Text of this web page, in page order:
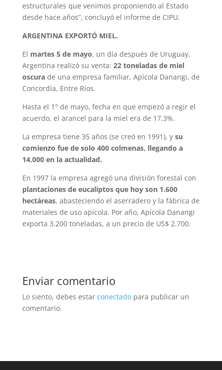
estructurales que venimos proponiendo al Estado
desde hace años”, concluyó el informe de CIPU.
ARGENTINA EXPORTÓ MIEL.
El martes 5 de mayo, un día después de Uruguay,
Argentina realizó su venta: 22 toneladas de miel
oscura de una empresa familiar, Apícola Danangi, de
Concordia, Entre Ríos.
Hasta el 1° de mayo, fecha en que empezó a regir el
acuerdo, el arancel para la miel era de 17,3%.
La empresa tiene 35 años (se creó en 1991), y su
comienzo fue de solo 400 colmenas, llegando a
14.000 en la actualidad.
En 1997 la empresa agregó una división forestal con
plantaciones de eucaliptos que hoy son 1.600
hectáreas, abasteciendo el aserradero y la fábrica de
materiales de uso apícola. Por año, Apícola Danangi
exporta 3.200 toneladas, a un precio de US$ 2.700.
Enviar comentario
Lo siento, debes estar conectadopara publicar un
comentario.